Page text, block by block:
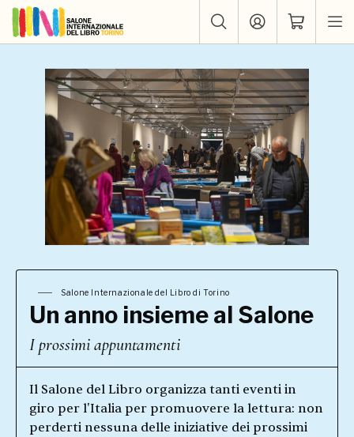
Salone Internazionale del Libro di Torino
Un anno insieme al Salone
I prossimi appuntamenti
Il Salone del Libro organizza tanti eventi in
giro per l'Italia per promuovere la lettura: non
perderti nessuna delle iniziative dei prossimi